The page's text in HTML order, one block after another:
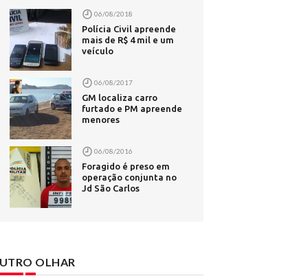
-
6,5 mil
Rádio
-
do
- G1
06/08/2018
Polícia Civil apreende
mais de R$ 4 mil e um
veículo
06/08/2017
GM localiza carro
furtado e PM apreende
menores
06/08/2016
Foragido é preso em
operação conjunta no
Jd São Carlos
OLHAR